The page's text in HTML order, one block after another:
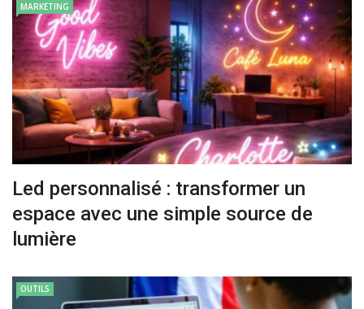
MARKETING
Led personnalisé : transformer un
espace avec une simple source de
lumière
OUTILS